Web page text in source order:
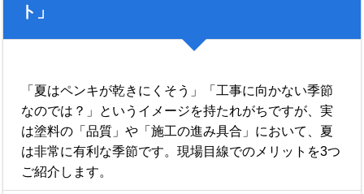
ト」
「夏はペンキが乾きにくそう」「工事に向かない季節
なのでは？」というイメージを持たれがちですが、実
は塗料の「品質」や「施工の進み具合」において、夏
は非常に有利な季節です。現場目線でのメリットを3つ
ご紹介します。